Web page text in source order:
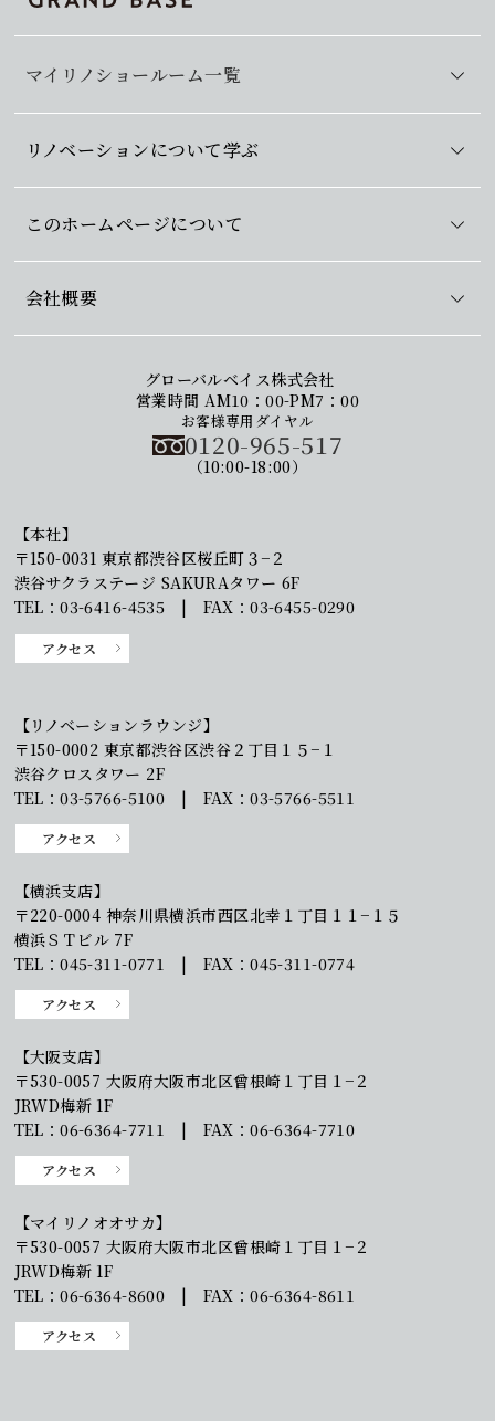
マイリノショールーム一覧
リノベーションについて学ぶ
このホームページについて
会社概要
グローバルベイス株式会社
営業時間 AM10：00-PM7：00
お客様専用ダイヤル
0120-965-517
（10:00-18:00）
【本社】
〒150-0031 東京都渋谷区桜丘町３−２
渋谷サクラステージ SAKURAタワー 6F
TEL：03-6416-4535 | FAX：03-6455-0290
アクセス
【リノベーションラウンジ】
〒150-0002 東京都渋谷区渋谷２丁目１５−１
渋谷クロスタワー 2F
TEL：03-5766-5100 | FAX：03-5766-5511
アクセス
【横浜支店】
〒220-0004 神奈川県横浜市西区北幸１丁目１１−１５
横浜ＳＴビル 7F
TEL：045-311-0771 | FAX：045-311-0774
アクセス
【大阪支店】
〒530-0057 大阪府大阪市北区曾根崎１丁目１−２
JRWD梅新 1F
TEL：06-6364-7711 | FAX：06-6364-7710
アクセス
【マイリノオオサカ】
〒530-0057 大阪府大阪市北区曾根崎１丁目１−２
JRWD梅新 1F
TEL：06-6364-8600 | FAX：06-6364-8611
アクセス